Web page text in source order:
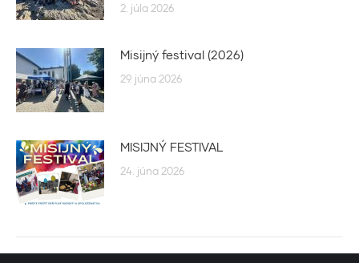
2. júla 2026
Misijný festival (2026)
29. júna 2026
MISIJNÝ FESTIVAL
24. júna 2026